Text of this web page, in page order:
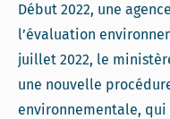
Début 2022, une
l’évaluation
juillet 2022, le
une nouvelle
environnementale, qui